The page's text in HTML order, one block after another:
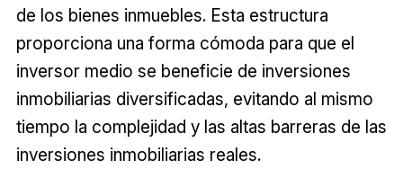
de los bienes inmuebles. Esta estructura
proporciona una forma cómoda para que el
inversor medio se beneficie de inversiones
inmobiliarias diversificadas, evitando al mismo
tiempo la complejidad y las altas barreras de las
inversiones inmobiliarias reales.